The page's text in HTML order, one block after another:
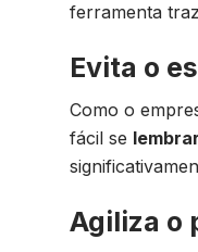
ferramenta
Evita o
Como o
fácil se
Agiliza o